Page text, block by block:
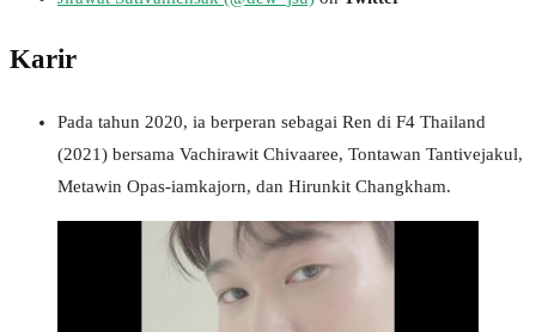
Karir
Pada tahun 2020, ia berperan sebagai Ren di F4 Thailand
(2021) bersama Vachirawit Chivaaree, Tontawan Tantivejakul,
Metawin Opas-iamkajorn, dan Hirunkit Changkham.